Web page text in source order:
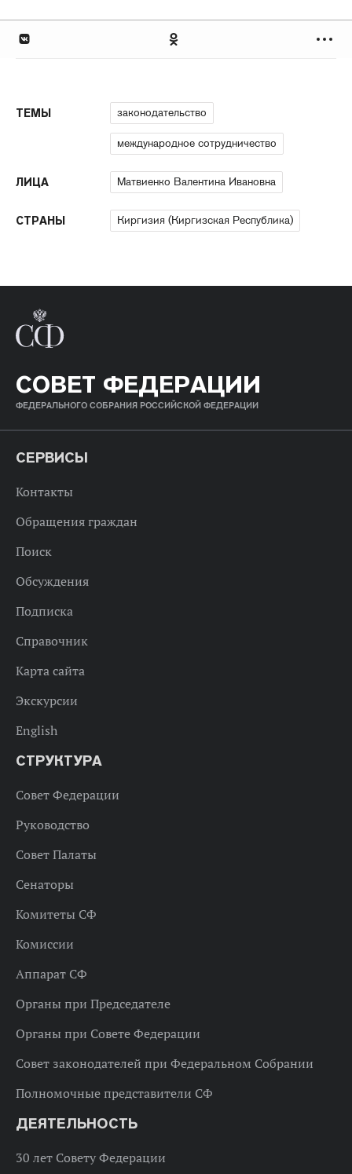
ТЕМЫ законодательство
международное сотрудничество
ЛИЦА Матвиенко Валентина Ивановна
СТРАНЫ Киргизия (Киргизская Республика)
СОВЕТ ФЕДЕРАЦИИ
ФЕДЕРАЛЬНОГО СОБРАНИЯ РОССИЙСКОЙ ФЕДЕРАЦИИ
СЕРВИСЫ
Контакты
Обращения граждан
Поиск
Обсуждения
Подписка
Справочник
Карта сайта
Экскурсии
English
СТРУКТУРА
Совет Федерации
Руководство
Совет Палаты
Сенаторы
Комитеты СФ
Комиссии
Аппарат СФ
Органы при Председателе
Органы при Совете Федерации
Совет законодателей при Федеральном Собрании
Полномочные представители СФ
ДЕЯТЕЛЬНОСТЬ
30 лет Совету Федерации